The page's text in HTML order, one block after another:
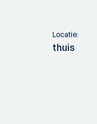
Locatie:
thuis